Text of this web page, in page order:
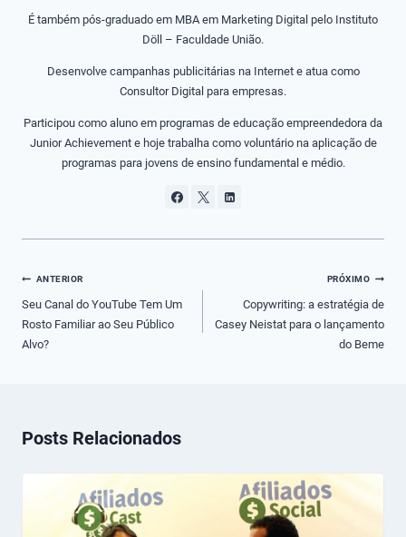
É também pós-graduado em MBA em Marketing Digital pelo Instituto
Döll – Faculdade União.
Desenvolve campanhas publicitárias na Internet e atua como
Consultor Digital para empresas.
Participou como aluno em programas de educação empreendedora da
Junior Achievement e hoje trabalha como voluntário na aplicação de
programas para jovens de ensino fundamental e médio.
Navegação
de
Post
ANTERIOR
Seu Canal do YouTube Tem Um
Rosto Familiar ao Seu Público
Alvo?
PRÓXIMO
Copywriting: a estratégia de
Casey Neistat para o lançamento
do Beme
Posts Relacionados